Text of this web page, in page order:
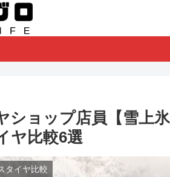
ショップ店員【雪上
ヤ比較6選
タイヤ比較